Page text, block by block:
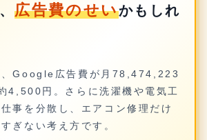
広告費のせいかもしれ
、Google広告費が月78,474,223
4,500円。さらに洗濯機や電気工
事を分散し、エアコン修理だけ
ぎない考え方です。